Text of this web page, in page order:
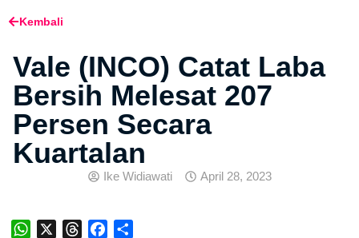
Kembali
Vale (INCO) Catat Laba
Bersih Melesat 207
Persen Secara
Kuartalan
Ike Widiawati April 28, 2023
WhatsApp ThreadsFacebook